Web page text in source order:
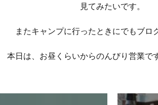
見てみたいです。
またキャンプに行ったときにでもブロ
本日は、お昼くらいからのんびり営業で